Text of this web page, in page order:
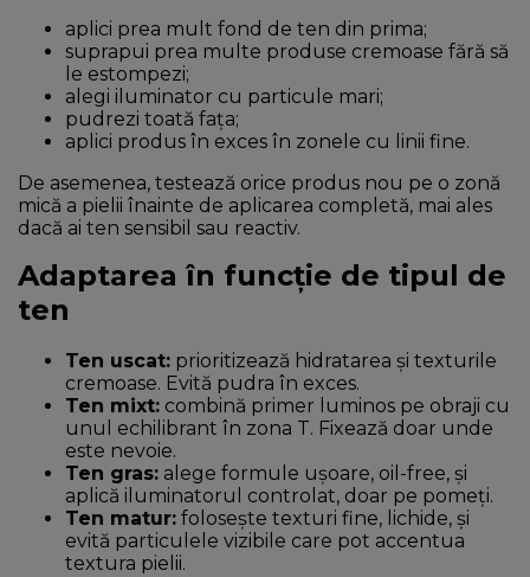
aplici prea mult fond de ten din prima;
suprapui prea multe produse cremoase fără să
le estompezi;
alegi iluminator cu particule mari;
pudrezi toată fața;
aplici produs în exces în zonele cu linii fine.
De asemenea, testează orice produs nou pe o zonă
mică a pielii înainte de aplicarea completă, mai ales
dacă ai ten sensibil sau reactiv.
Adaptarea în funcție de tipul de
ten
Ten uscat: prioritizează hidratarea și texturile
cremoase. Evită pudra în exces.
Ten mixt: combină primer luminos pe obraji cu
unul echilibrant în zona T. Fixează doar unde
este nevoie.
Ten gras: alege formule ușoare, oil-free, și
aplică iluminatorul controlat, doar pe pomeți.
Ten matur: folosește texturi fine, lichide, și
evită particulele vizibile care pot accentua
textura pielii.